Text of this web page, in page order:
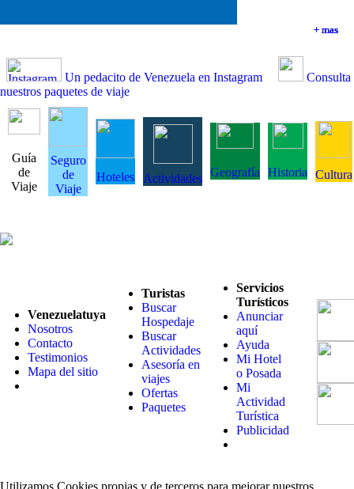
+ mas
+ mas
+ mas
+ mas
Un pedacito de Venezuela en Instagram
Consulta
nuestros paquetes de viaje
Guía
de
Viaje
Seguro
de
Viaje
Hoteles Actividades Geografía Historia Cultura
Venezuelatuya
Nosotros
Contacto
Testimonios
Mapa del sitio
Turistas
Buscar
Hospedaje
Buscar
Actividades
Asesoría en
viajes
Ofertas
Paquetes
Servicios
Turísticos
Anunciar
aquí
Ayuda
Mi Hotel
o Posada
Mi
Actividad
Turística
Publicidad
Utilizamos Cookies propias y de terceros para mejorar nuestros